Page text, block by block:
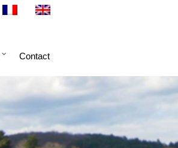
Contact